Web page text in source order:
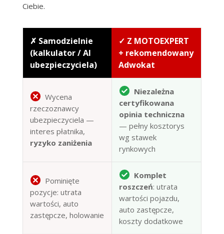
Ciebie.
✗ Samodzielnie
(kalkulator / AI
ubezpieczyciela)
✓ Z MOTOEXPERT
+ rekomendowany
Adwokat
Wycena
rzeczoznawcy
ubezpieczyciela —
interes płatnika,
ryzyko zaniżenia
Niezależna
certyfikowana
opinia techniczna
— pełny kosztorys
wg stawek
rynkowych
Pominięte
pozycje: utrata
wartości, auto
zastępcze, holowanie
Komplet
roszczeń: utrata
wartości pojazdu,
auto zastępcze,
koszty dodatkowe